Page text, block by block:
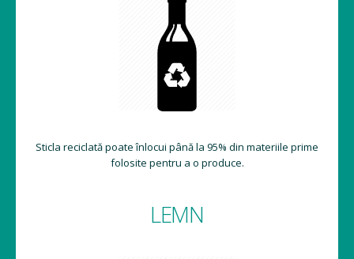
Sticla reciclată poate înlocui până la 95% din materiile prime
folosite pentru a o produce.
LEMN